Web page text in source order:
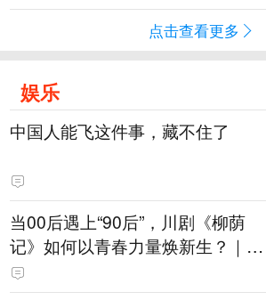
点击查看更多
娱乐
中国人能飞这件事，藏不住了
当00后遇上“90后”，川剧《柳荫
记》如何以青春力量焕新生？｜文
化观察